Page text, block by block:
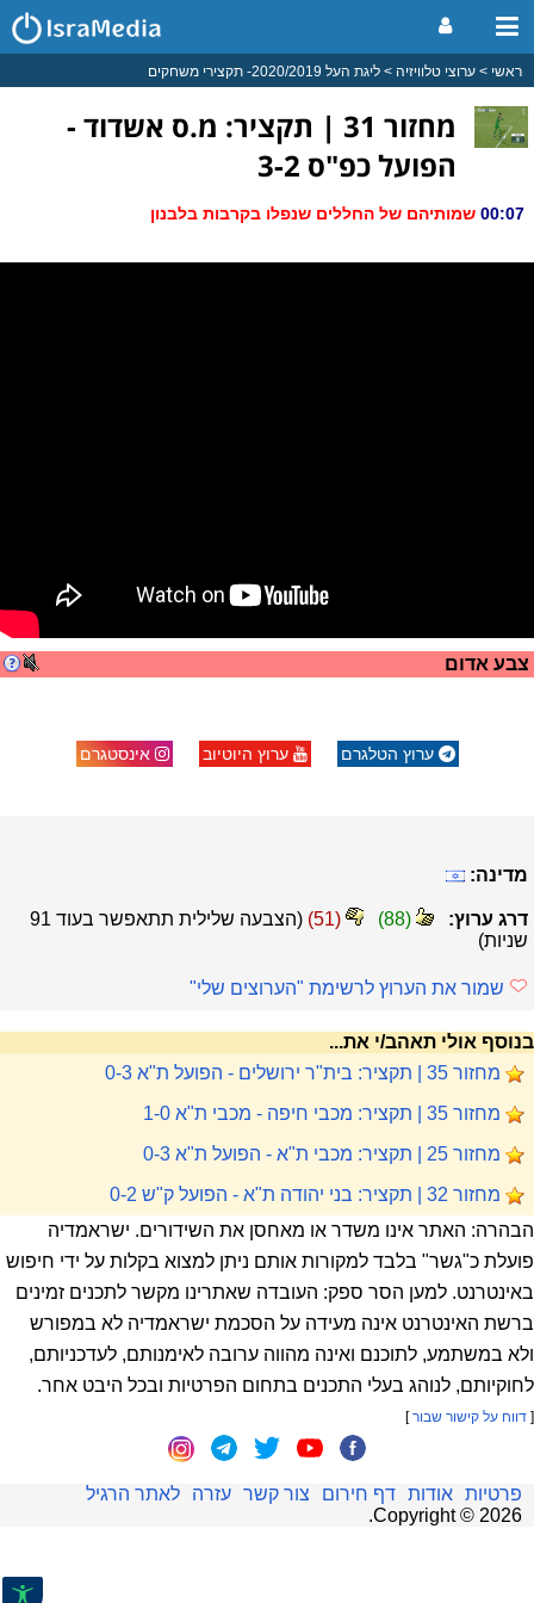
ראשי ערוצי טלוויזיה ליגת העל 2020/2019- תקצירי משחקים
מחזור 31 | תקציר: מ.ס אשדוד -
הפועל כפ"ס 3-2
צבע אדום
ערוץ הטלגרם ערוץ היוטיוב אינסטגרם
מדינה:
דרג ערוץ: (
88
)
(
51
) (הצבעה שלילית תתאפשר בעוד 91
שניות)
שמור את הערוץ לרשימת "הערוצים שלי"
בנוסף אולי תאהב/י את...
מחזור 35 | תקציר: בית"ר ירושלים - הפועל ת"א 0-3
מחזור 35 | תקציר: מכבי חיפה - מכבי ת"א 1-0
מחזור 25 | תקציר: מכבי ת"א - הפועל ת"א 0-3
מחזור 32 | תקציר: בני יהודה ת"א - הפועל ק"ש 0-2
הבהרה: האתר אינו משדר או מאחסן את השידורים. ישראמדיה
פועלת כ"גשר" בלבד למקורות אותם ניתן למצוא בקלות על ידי חיפוש
באינטרנט. למען הסר ספק: העובדה שאתרינו מקשר לתכנים זמינים
ברשת האינטרנט אינה מעידה על הסכמת ישראמדיה לא במפורש
ולא במשתמע, לתוכנם ואינה מהווה ערובה לאימנותם, לעדכניותם,
לחוקיותם, לנוהג בעלי התכנים בתחום הפרטיות ובכל היבט אחר.
[ דווח על קישור שבור]
פרטיות אודות דף חירום צור קשר עזרה
לאתר הרגיל
Copyright © 2026
.